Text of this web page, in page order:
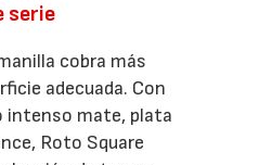
serie
cobra más
adecuada. Con
intenso mate, plata
Roto Square